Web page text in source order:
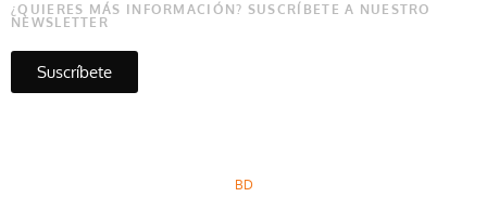
¿QUIERES MÁS INFORMACIÓN? SUSCRÍBETE A NUESTRO
NEWSLETTER
Suscríbete
BD